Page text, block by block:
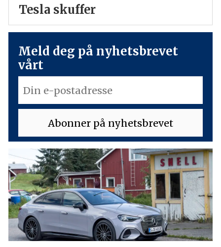
Tesla skuffer
Meld deg på nyhetsbrevet
vårt